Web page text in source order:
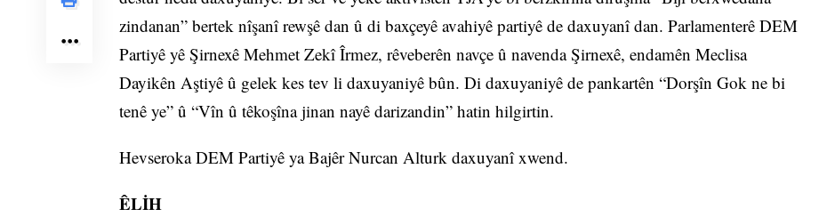
zindanan” bertek nîşanî rewşê dan û di baxçeyê avahiyê partiyê de daxuyanî dan. Parlamenterê DEM
Partiyê yê Şirnexê Mehmet Zekî Îrmez, rêveberên navçe û navenda Şirnexê, endamên Meclisa
Dayikên Aştiyê û gelek kes tev li daxuyaniyê bûn. Di daxuyaniyê de pankartên “Dorşîn Gok ne bi
tenê ye” û “Vîn û têkoşîna jinan nayê darizandin” hatin hilgirtin.
Hevseroka DEM Partiyê ya Bajêr Nurcan Alturk daxuyanî xwend.
ÊLİH